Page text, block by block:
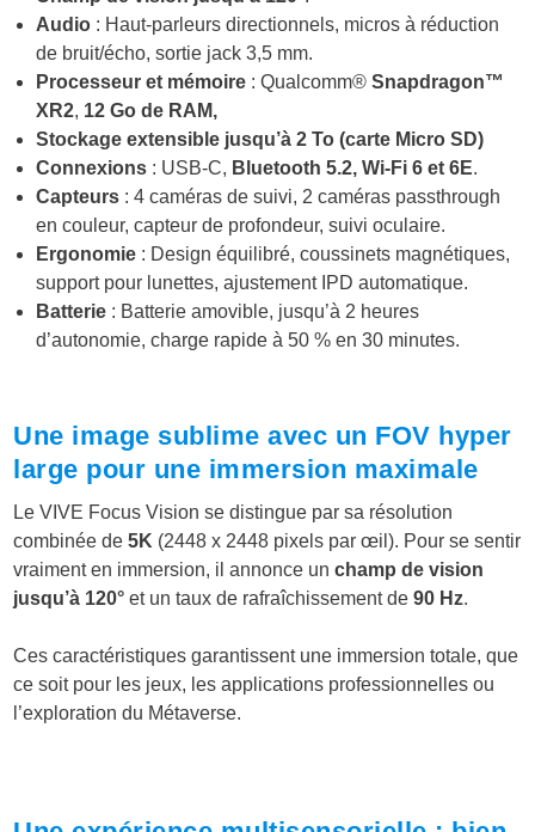
Audio : Haut-parleurs directionnels, micros à réduction
de bruit/écho, sortie jack 3,5 mm.
Processeur et mémoire : Qualcomm®Snapdragon™
XR2, 12 Go de RAM,
Stockage extensible jusqu’à 2 To (carte Micro SD)
Connexions : USB-C, Bluetooth 5.2, Wi-Fi 6 et 6E.
Capteurs : 4 caméras de suivi, 2 caméras passthrough
en couleur, capteur de profondeur, suivi oculaire.
Ergonomie : Design équilibré, coussinets magnétiques,
support pour lunettes, ajustement IPD automatique.
Batterie : Batterie amovible, jusqu’à 2 heures
d’autonomie, charge rapide à 50 % en 30 minutes.
Une image sublime avec un FOV hyper
large pour une immersion maximale
Le VIVE Focus Vision se distingue par sa résolution
combinée de5K (2448 x 2448 pixels par œil). Pour se sentir
vraiment en immersion, il annonce unchamp de vision
jusqu’à 120° et un taux de rafraîchissement de90 Hz.
Ces caractéristiques garantissent une immersion totale, que
ce soit pour les jeux, les applications professionnelles ou
l’exploration du Métaverse.